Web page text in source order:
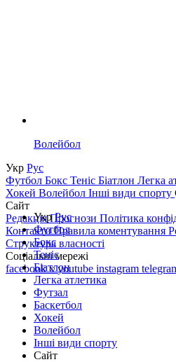
Волейбол
Укр Рус
Футбол Бокс Теніс Біатлон Легка
Хокей Волейбол Інші види спорту
Сайт
РедакціяПрогнози Політика
КонтактиПравила коментування
Структура власності
Соціальні мережі
facebookxyoutube instagram
УкрРус
Футбол
Бокс
Теніс
Біатлон
Легка атлетика
Футзал
Баскетбол
Хокей
Волейбол
Інші види спорту
Сайт